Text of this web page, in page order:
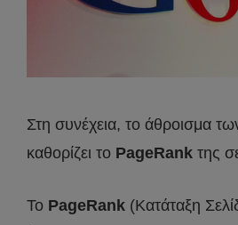
Στη συνέχεια, το άθροισμα
καθορίζει το PageRank της
To PageRank (Κατάταξη